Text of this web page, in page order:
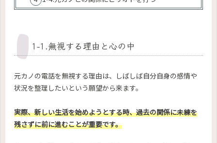
1-1.無視する理由と心の中
元カノの電話を無視する理由は、しばしば自分自身の感情や
状況を整理したいという願望から来ます。
実際、新しい生活を始めようとする時、過去の関係に未練を
残さずに前に進むことが重要です。